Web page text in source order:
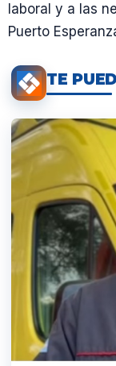
laboral y a las
Puerto
TE